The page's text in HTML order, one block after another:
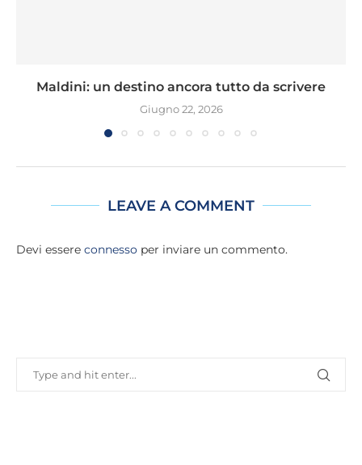
Maldini: un destino ancora tutto da scrivere
Giugno 22, 2026
LEAVE A COMMENT
Devi essere connesso per inviare un commento.